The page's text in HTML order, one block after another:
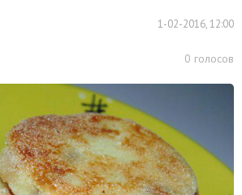
1-02-2016, 12:00
0 голосов